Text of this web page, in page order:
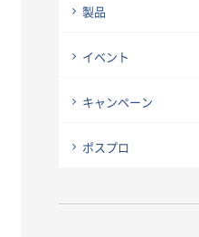
製品
イベント
キャンペーン
ポスプロ